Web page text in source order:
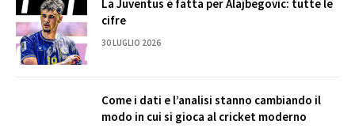
La Juventus è fatta per Alajbegovic: tutte le
cifre
30 LUGLIO 2026
Come i dati e l’analisi stanno cambiando il
modo in cui si gioca al cricket moderno